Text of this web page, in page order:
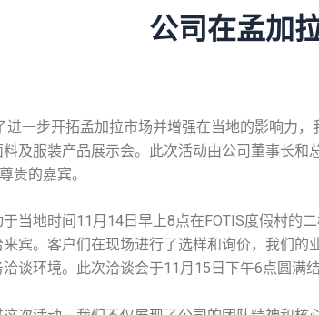
公司在孟加
步开拓孟加拉市场并增强在当地的影响力，
料及服装产品展示会。此次活动由公司董事长
贵的嘉宾。
地时间11月14日早上8点在FOTIS度假村的二
来宾。客户们在现场进行了选样和询价，我们
谈环境。此次洽谈会于11月15日下午6点圆满